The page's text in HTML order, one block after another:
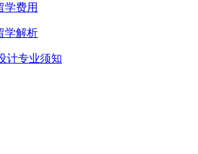
学费用
学解析
计专业须知